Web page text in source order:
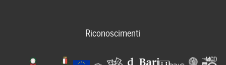
Riconoscimenti